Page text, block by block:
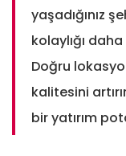
yaşadığınız
kolaylığı
Doğru
kalitesini
bir yatırım